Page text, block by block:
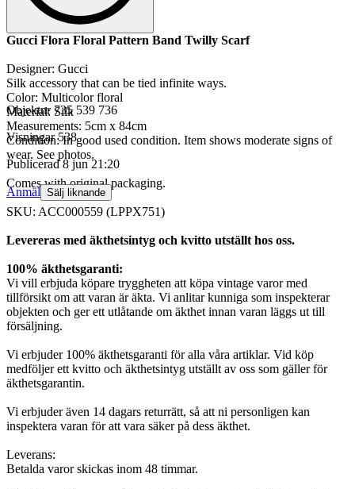
Gucci Flora Floral Pattern Band Twilly Scarf
Designer: Gucci
Silk accessory that can be tied infinite ways.
Color: Multicolor floral
Material: Silk
Measurements: 5cm x 84cm
Condition: In good used condition. Item shows moderate signs of
wear. See photos.
Comes with original packaging.
SKU: ACC000559 (LPPX751)
Levereras med äkthetsintyg och kvitto utställt hos oss.
100% äkthetsgaranti:
Vi vill erbjuda köpare tryggheten att köpa vintage varor med
tillförsikt om att varan är äkta. Vi anlitar kunniga som inspekterar
objekten och ger ett utlåtande om äkthet innan varan läggs ut till
försäljning.
Vi erbjuder 100% äkthetsgaranti för alla våra artiklar. Vid köp
medföljer ett kvitto och äkthetsintyg utställt av oss som gäller för
äkthetsgarantin.
Vi erbjuder även 14 dagars returrätt, så att ni personligen kan
inspektera varan för att vara säker på dess äkthet.
Leverans:
Betalda varor skickas inom 48 timmar.
Objektnr 735 539 736
Visningar 538
Publicerad 8 jun 21:20
Anmäl Sälj liknande